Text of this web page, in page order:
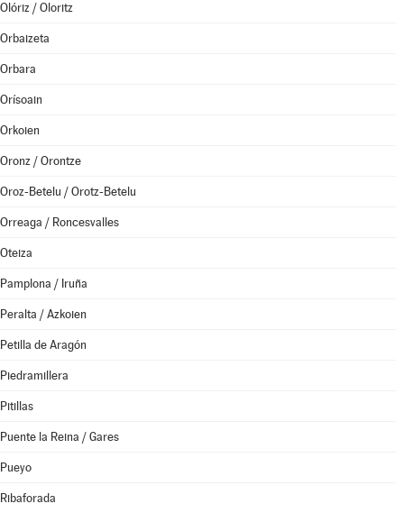
Olóriz / Oloritz
Orbaizeta
Orbara
Orísoain
Orkoien
Oronz / Orontze
Oroz-Betelu / Orotz-Betelu
Orreaga / Roncesvalles
Oteiza
Pamplona / Iruña
Peralta / Azkoien
Petilla de Aragón
Piedramillera
Pitillas
Puente la Reina / Gares
Pueyo
Ribaforada